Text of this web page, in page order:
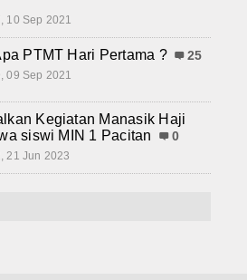
10 Sep 2021
PTMT Hari Pertama ? 25
09 Sep 2021
Kegiatan Manasik Haji
siswi MIN 1 Pacitan
0
21 Jun 2023